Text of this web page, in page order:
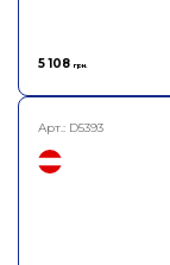
5 108 грн.
Арт.: D5393